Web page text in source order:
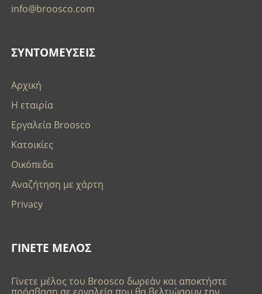
info@broosco.com
ΣΥΝΤΟΜΕΥΣΕΙΣ
Αρχική
Η εταιρία
Εργαλεία Broosco
Κατοικίες
Οικόπεδα
Αναζήτηση με χάρτη
Privacy
ΓΙΝΕΤΕ ΜΕΛΟΣ
Γίνετε μέλος του Broosco δωρεάν και αποκτήστε
πρόσβαση σε εργαλεία που θα βελτιώσουν την